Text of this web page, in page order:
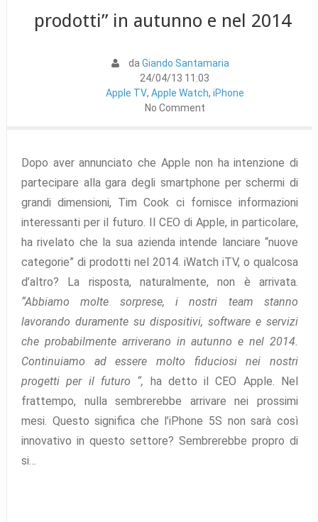
prodotti” in autunno e nel 2014
da Giando Santamaria
24/04/13 11:03
Apple TV, Apple Watch, iPhone
No Comment
Dopo aver annunciato che Apple non ha intenzione di
partecipare alla gara degli smartphone per schermi di
grandi dimensioni, Tim Cook ci fornisce informazioni
interessanti per il futuro. Il CEO di Apple, in particolare,
ha rivelato che la sua azienda intende lanciare “nuove
categorie” di prodotti nel 2014. iWatch iTV, o qualcosa
d’altro? La risposta, naturalmente, non è arrivata.
“Abbiamo molte sorprese, i nostri team stanno
lavorando duramente su dispositivi, software e servizi
che probabilmente arriverano in autunno e nel 2014.
Continuiamo ad essere molto fiduciosi nei nostri
progetti per il futuro “, ha detto il CEO Apple. Nel
frattempo, nulla sembrerebbe arrivare nei prossimi
mesi. Questo significa che l’iPhone 5S non sarà così
innovativo in questo settore? Sembrerebbe propro di
si…